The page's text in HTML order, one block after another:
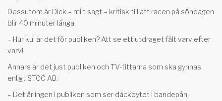
Dessutom är Dick – milt sagt – kritisk till att racen på söndagen
blir 40 minuter långa.
– Hur kul är det för publiken? Att se ett utdraget fält varv efter
varv!
Annars är det just publiken och TV-tittarna som ska gynnas,
enligt STCC AB.
– Det är ingen i publiken som ser däckbytet i bandepån,